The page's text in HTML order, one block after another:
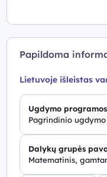
Papildoma
Lietuvoje išleistas
Ugdymo
Pagrindinio
Dalykų grupės
Matematinis,